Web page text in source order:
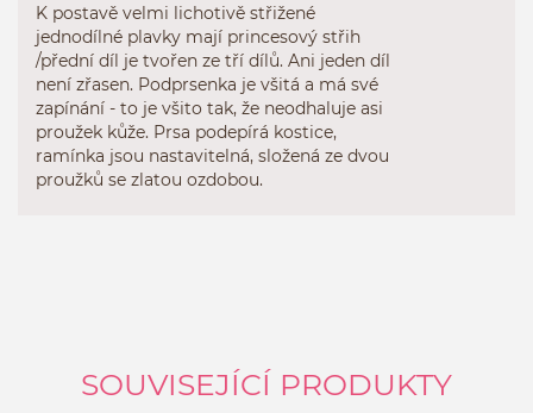
K postavě velmi lichotivě střižené
jednodílné plavky mají princesový střih
/přední díl je tvořen ze tří dílů. Ani jeden díl
není zřasen. Podprsenka je všitá a má své
zapínání - to je všito tak, že neodhaluje asi
proužek kůže. Prsa podepírá kostice,
ramínka jsou nastavitelná, složená ze dvou
proužků se zlatou ozdobou.
SOUVISEJÍCÍ PRODUKTY